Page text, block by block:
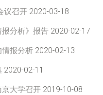
议召开 2020-03-18
分析》报告 2020-02-17
报分析 2020-02-13
2020-02-11
大学召开 2019-10-08